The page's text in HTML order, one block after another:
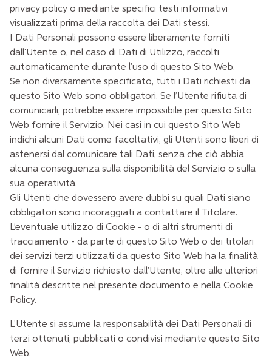
privacy policy o mediante specifici testi informativi
visualizzati prima della raccolta dei Dati stessi.
I Dati Personali possono essere liberamente forniti
dall'Utente o, nel caso di Dati di Utilizzo, raccolti
automaticamente durante l'uso di questo Sito Web.
Se non diversamente specificato, tutti i Dati richiesti da
questo Sito Web sono obbligatori. Se l’Utente rifiuta di
comunicarli, potrebbe essere impossibile per questo Sito
Web fornire il Servizio. Nei casi in cui questo Sito Web
indichi alcuni Dati come facoltativi, gli Utenti sono liberi di
astenersi dal comunicare tali Dati, senza che ciò abbia
alcuna conseguenza sulla disponibilità del Servizio o sulla
sua operatività.
Gli Utenti che dovessero avere dubbi su quali Dati siano
obbligatori sono incoraggiati a contattare il Titolare.
L’eventuale utilizzo di Cookie - o di altri strumenti di
tracciamento - da parte di questo Sito Web o dei titolari
dei servizi terzi utilizzati da questo Sito Web ha la finalità
di fornire il Servizio richiesto dall'Utente, oltre alle ulteriori
finalità descritte nel presente documento e nella Cookie
Policy.
L'Utente si assume la responsabilità dei Dati Personali di
terzi ottenuti, pubblicati o condivisi mediante questo Sito
Web.